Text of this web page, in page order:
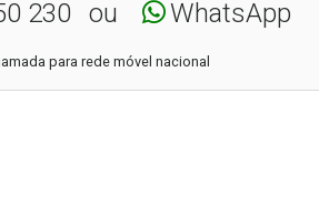
230 ou WhatsApp
para rede móvel nacional